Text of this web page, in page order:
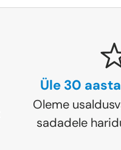
Üle 30
Oleme
sadadele